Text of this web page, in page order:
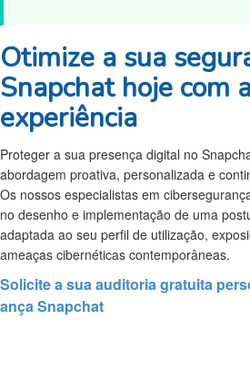
Otimize a sua
Snapchat hoje com
experiência
Proteger a sua presença digital no
abordagem proativa, personalizada e
Os nossos especialistas em
no desenho e implementação de uma
adaptada ao seu perfil de utilização,
ameaças cibernéticas contemporâneas.
Solicite a sua auditoria gratuita
ança Snapchat